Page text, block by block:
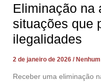
Eliminação na
situações que
ilegalidades
2 de janeiro de 2026
Receber uma eliminação